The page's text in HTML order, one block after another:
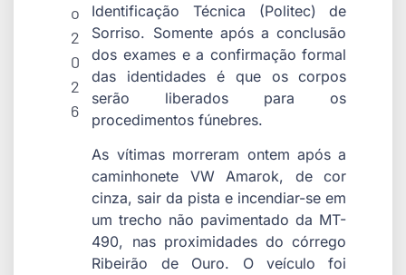
o
2
0
2
6
Identificação Técnica (Politec) de
Sorriso. Somente após a conclusão
dos exames e a confirmação formal
das identidades é que os corpos
serão liberados para os
procedimentos fúnebres.
As vítimas morreram ontem após a
caminhonete VW Amarok, de cor
cinza, sair da pista e incendiar-se em
um trecho não pavimentado da MT-
490, nas proximidades do córrego
Ribeirão de Ouro. O veículo foi